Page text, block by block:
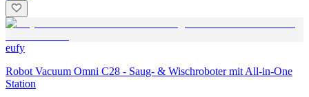
eufy
Robot Vacuum Omni C28 - Saug- & Wischroboter mit All-in-One
Station